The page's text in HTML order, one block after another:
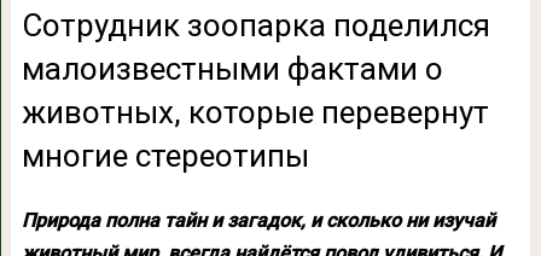
Сотрудник зоопарка поделился
малоизвестными фактами о
животных, которые перевернут
многие стереотипы
Природа полна тайн и загадок, и сколько ни изучай